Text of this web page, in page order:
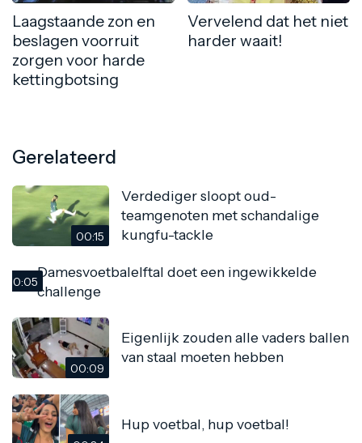
Laagstaande zon en
beslagen voorruit
zorgen voor harde
kettingbotsing
Vervelend dat het niet
harder waait!
Gerelateerd
00:15
Verdediger sloopt oud-
teamgenoten met schandalige
kungfu-tackle
00:05
Damesvoetbalelftal doet een ingewikkelde
challenge
00:09
Eigenlijk zouden alle vaders ballen
van staal moeten hebben
Hup voetbal, hup voetbal!